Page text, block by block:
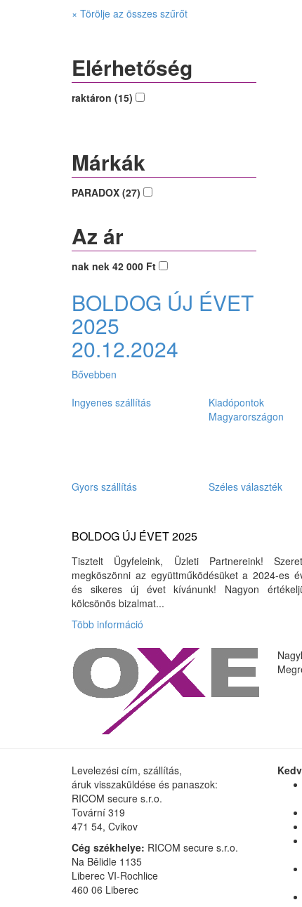
× Törölje az összes szűrőt
Elérhetőség
raktáron (15)
Márkák
PARADOX (27)
Az ár
nak nek 42 000 Ft
BOLDOG ÚJ ÉVET
2025
20.12.2024
Bővebben
Ingyenes szállítás
Kiadópontok
Magyarországon
Gyors szállítás
Széles választék
BOLDOG ÚJ ÉVET 2025
Tisztelt Ügyfeleink, Üzleti Partnereink!
megköszönni az együttműködésüket a 2024-es
és sikeres új évet kívánunk! Nagyon
kölcsönös bizalmat...
Több információ
Levelezési cím, szállítás,
áruk visszaküldése és panaszok:
RICOM secure s.r.o.
Tovární 319
471 54, Cvikov
Cég székhelye: RICOM secure s.r.o.
Na Bělidle 1135
Liberec VI-Rochlice
460 06 Liberec